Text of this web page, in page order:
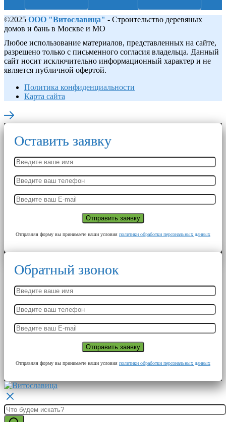
©2025 ООО "Витославица" - Строительство деревяных
домов и бань в Москве и МО
Любое использование материалов, представленных на сайте,
разрешено только с письменного согласия владельца. Данный
сайт носит исключительно информационный характер и не
является публичной офертой.
Политика конфиденциальности
Карта сайта
Оставить заявку
Отправляя форму вы принимаете наши условия политики обработки персональных данных
Обратный звонок
Отправляя форму вы принимаете наши условия политики обработки персональных данных